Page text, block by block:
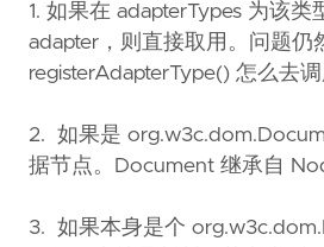
1. 如果在 adapterTypes 为该类
adapter，则直接取用。问题仍
registerAdapterType() 怎么去调
2. 如果是
据节点。Document 继承自
3. 如果本身是个